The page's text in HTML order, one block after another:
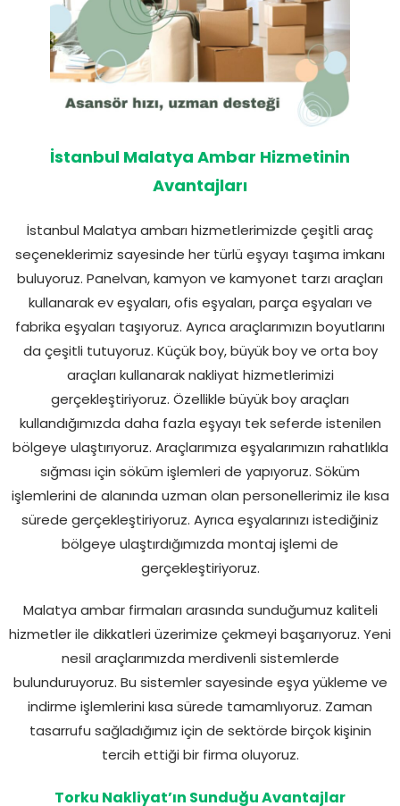
İstanbul Malatya Ambar Hizmetinin
Avantajları
İstanbul Malatya ambarı hizmetlerimizde çeşitli araç
seçeneklerimiz sayesinde her türlü eşyayı taşıma imkanı
buluyoruz. Panelvan, kamyon ve kamyonet tarzı araçları
kullanarak ev eşyaları, ofis eşyaları, parça eşyaları ve
fabrika eşyaları taşıyoruz. Ayrıca araçlarımızın boyutlarını
da çeşitli tutuyoruz. Küçük boy, büyük boy ve orta boy
araçları kullanarak nakliyat hizmetlerimizi
gerçekleştiriyoruz. Özellikle büyük boy araçları
kullandığımızda daha fazla eşyayı tek seferde istenilen
bölgeye ulaştırıyoruz. Araçlarımıza eşyalarımızın rahatlıkla
sığması için söküm işlemleri de yapıyoruz. Söküm
işlemlerini de alanında uzman olan personellerimiz ile kısa
sürede gerçekleştiriyoruz. Ayrıca eşyalarınızı istediğiniz
gerçekleştiriyoruz.
Malatya ambar firmaları arasında sunduğumuz kaliteli
hizmetler ile dikkatleri üzerimize çekmeyi başarıyoruz. Yeni
nesil araçlarımızda merdivenli sistemlerde
bulunduruyoruz. Bu sistemler sayesinde eşya yükleme ve
indirme işlemlerini kısa sürede tamamlıyoruz. Zaman
tercih ettiği bir firma oluyoruz.